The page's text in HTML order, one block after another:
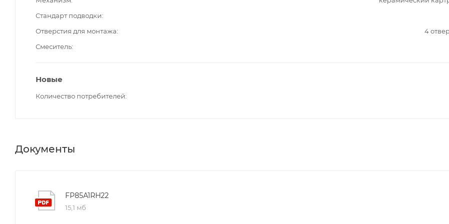
Стандарт подводки
Отверстия для монтажа
4
Смеситель
Новые
Количество потребителей
Документы
FP85A1RH22
15,1 мб